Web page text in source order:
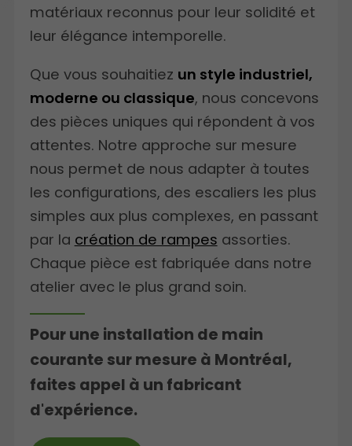
matériaux reconnus pour leur solidité et
leur élégance intemporelle.
Que vous souhaitiez un style industriel,
moderne ou classique, nous concevons
des pièces uniques qui répondent à vos
attentes. Notre approche sur mesure
nous permet de nous adapter à toutes
les configurations, des escaliers les plus
simples aux plus complexes, en passant
par la création de rampes assorties.
Chaque pièce est fabriquée dans notre
atelier avec le plus grand soin.
Pour une installation de main
courante sur mesure à Montréal,
faites appel à un fabricant
d'expérience.